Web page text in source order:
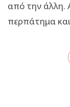
από την άλλη.
περπάτημα